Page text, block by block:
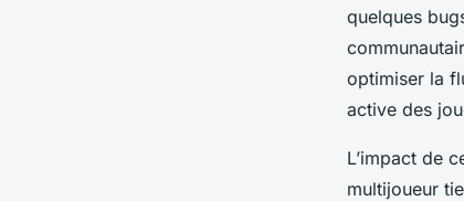
quelques
optimiser la
active des
L’impact de
multijoueur